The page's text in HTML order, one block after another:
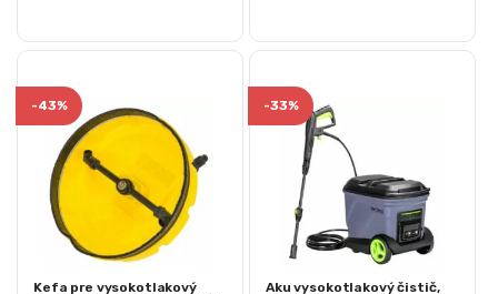
-43%
Kefa pre vysokotlakový
-33%
Aku vysokotlakový čistič,